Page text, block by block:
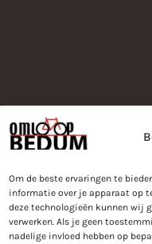
Om de beste ervaringen te
informatie over je apparaat op
deze technologieën kunnen wij
verwerken. Als je geen
nadelige invloed hebben op